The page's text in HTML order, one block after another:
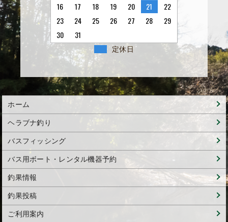
16
17 18 19 20 21
22
23
24 25 26 27 28
29
30
31
定休日
ホーム
ヘラブナ釣り
バスフィッシング
バス用ボート・レンタル機器予約
釣果情報
釣果投稿
ご利用案内